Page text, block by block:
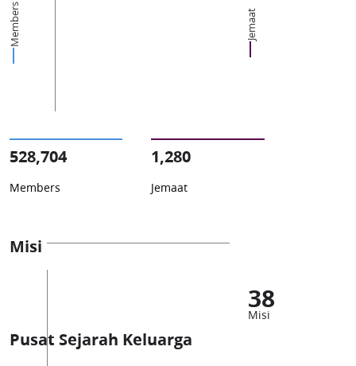
Members Jemaat
528,704
Members
1,280
Jemaat
Misi
38
Misi
Pusat Sejarah Keluarga